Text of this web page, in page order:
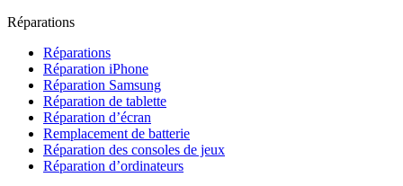
Réparations
Réparations
Réparation iPhone
Réparation Samsung
Réparation de tablette
Réparation d’écran
Remplacement de batterie
Réparation des consoles de jeux
Réparation d’ordinateurs